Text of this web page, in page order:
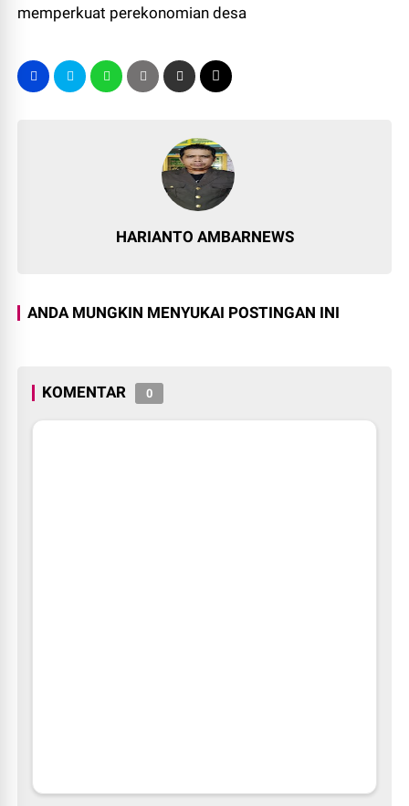
memperkuat perekonomian desa
HARIANTO AMBARNEWS
ANDA MUNGKIN MENYUKAI POSTINGAN INI
KOMENTAR 0